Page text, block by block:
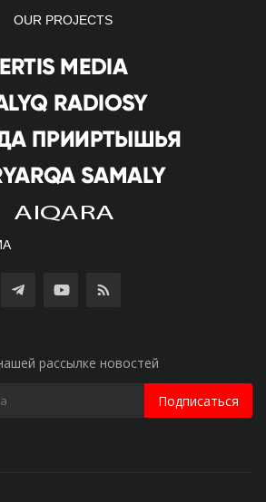
OUR PROJECTS
рассылке новостей
Подписаться